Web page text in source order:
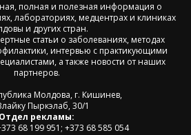
полная и полезная информация о
лабораториях, медцентрах и клиниках
и других стран.
статьи о заболеваниях, методах
интервью с практикующими
а также новости от наших
партнеров.
Молдова, г. Кишинев,
Пыркэлаб, 30/1
Отдел рекламы:
68 199 951; +373 68 585 054